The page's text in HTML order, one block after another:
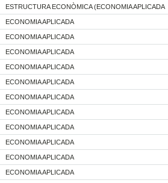
ESTRUCTURA ECONÒMICA (ECONOMIA APLICADA
ECONOMIA APLICADA
ECONOMIA APLICADA
ECONOMIA APLICADA
ECONOMIA APLICADA
ECONOMIA APLICADA
ECONOMIA APLICADA
ECONOMIA APLICADA
ECONOMIA APLICADA
ECONOMIA APLICADA
ECONOMIA APLICADA
ECONOMIA APLICADA